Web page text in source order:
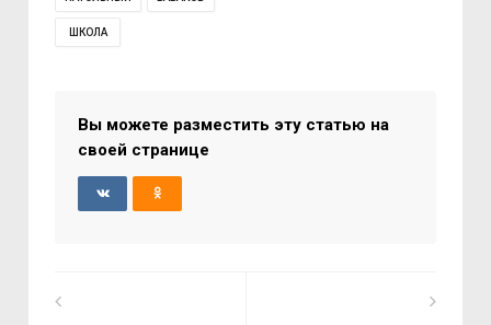
ШКОЛА
Вы можете разместить эту статью на
своей странице